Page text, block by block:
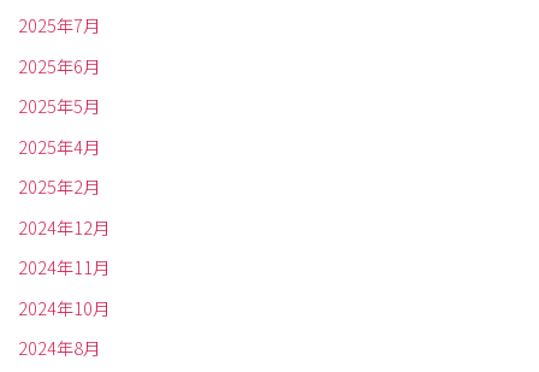
2025年7月
2025年6月
2025年5月
2025年4月
2025年2月
2024年12月
2024年11月
2024年10月
2024年8月